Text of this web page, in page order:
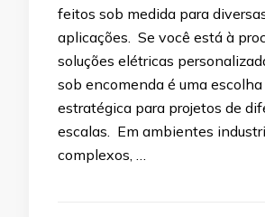
feitos sob medida para
aplicações. Se você está à
soluções elétricas
sob encomenda é uma
estratégica para projetos de
escalas. Em ambientes
complexos, …